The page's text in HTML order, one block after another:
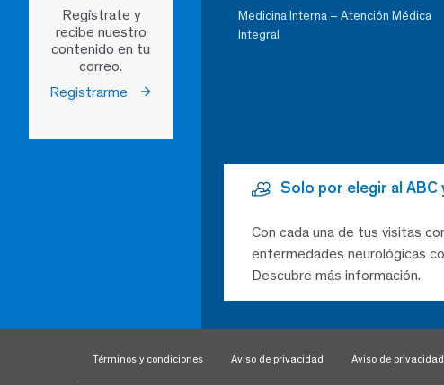
Regístrate y
recibe nuestro
contenido en tu
correo.
Registrarme
Medicina Interna – Atención Médica
Integral
Solo por elegir al ABC
Con cada una de tus visitas
enfermedades neurológicas
Descubre más información.
Términos y condiciones Aviso de privacidad Aviso de